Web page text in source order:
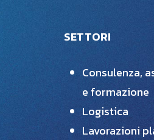
SETTORI
Consulenza,
e formazione
Logistica
Lavorazioni